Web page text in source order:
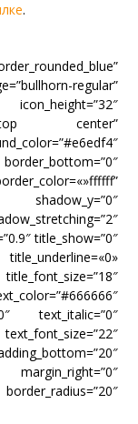
.
regular”
icon_height=”32″
center”
shadow_y=”0″
title_show=”0″
text_italic=”0″